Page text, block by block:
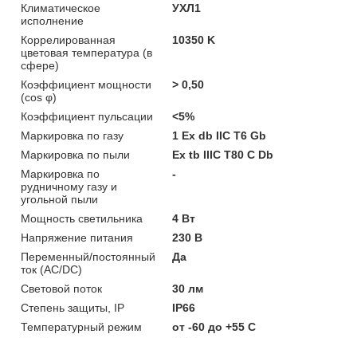
Климатическое
исполнение
УХЛ1
Коррелированная
цветовая температура (в
сфере)
10350 K
Коэффициент мощности
(cos φ)
> 0,50
Коэффициент пульсации
<5%
Маркировка по газу
1 Ex db IIC T6 Gb
Маркировка по пыли
Ex tb IIIC T80 C Db
Маркировка по
рудничному газу и
угольной пыли
-
Мощность светильника
4 Вт
Напряжение питания
230 В
Переменный/постоянный
ток (AC/DC)
Да
Световой поток
30 лм
Степень защиты, IP
IP66
Температурный режим
от -60 до +55 C